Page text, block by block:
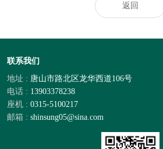
返回
联系我们
地址 : 唐山市路北区龙华西道106号
电话 : 13903378238
座机 : 0315-5100217
邮箱 : shinsung05@sina.com